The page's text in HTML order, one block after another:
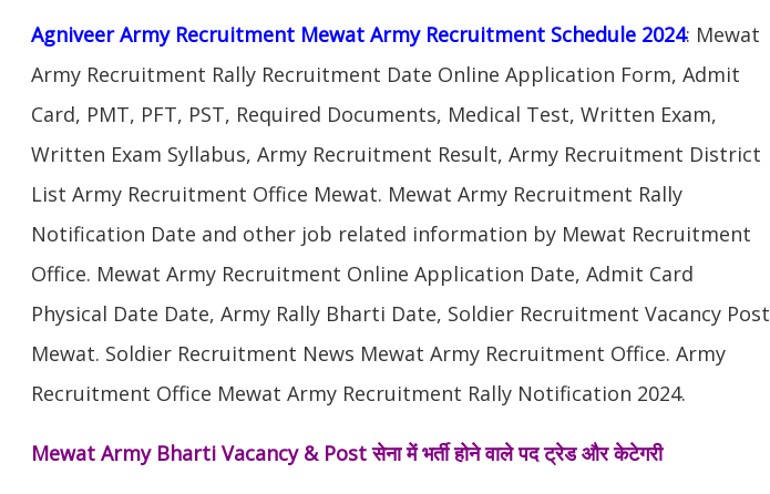
Agniveer Army Recruitment Mewat Army Recruitment Schedule 2024: Mewat
Army Recruitment Rally Recruitment Date Online Application Form, Admit
Card, PMT, PFT, PST, Required Documents, Medical Test, Written Exam,
Written Exam Syllabus, Army Recruitment Result, Army Recruitment District
List Army Recruitment Office Mewat. Mewat Army Recruitment Rally
Notification Date and other job related information by Mewat Recruitment
Office. Mewat Army Recruitment Online Application Date, Admit Card
Physical Date Date, Army Rally Bharti Date, Soldier Recruitment Vacancy Post
Mewat. Soldier Recruitment News Mewat Army Recruitment Office. Army
Recruitment Office Mewat Army Recruitment Rally Notification 2024.
Mewat Army Bharti Vacancy & Postसेना में भर्ती होने वाले पद ट्रेड और केटेगरी